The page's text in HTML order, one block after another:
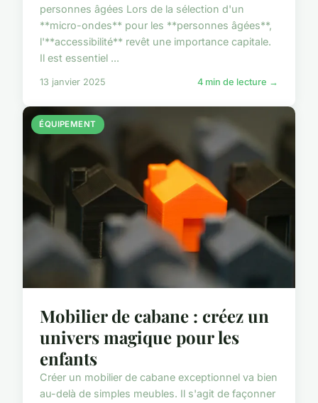
personnes âgées Lors de la sélection d'un
**micro-ondes** pour les **personnes âgées**,
l'**accessibilité** revêt une importance capitale.
Il est essentiel ...
13 janvier 2025 4 min de lecture →
ÉQUIPEMENT
Mobilier de cabane : créez un
univers magique pour les
enfants
Créer un mobilier de cabane exceptionnel va bien
au-delà de simples meubles. Il s'agit de façonner